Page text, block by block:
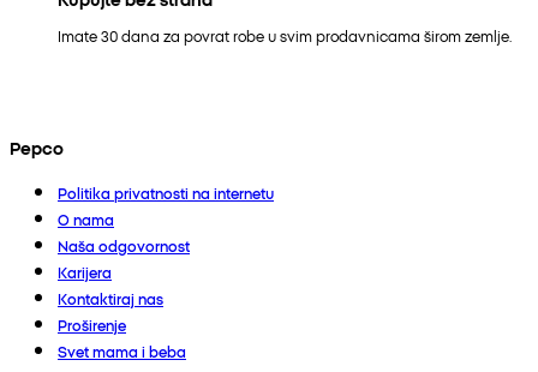
Imate 30 dana za povrat robe u svim prodavnicama širom zemlje.
Pepco
Politika privatnosti na internetu
O nama
Naša odgovornost
Karijera
Kontaktiraj nas
Proširenje
Svet mama i beba